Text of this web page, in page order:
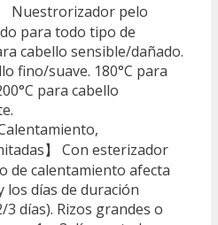
Nuestrorizador pelo
para todo tipo de
cabello sensible/dañado.
fino/suave. 180°C para
para cabello
】 Con esterizador
de calentamiento afecta
los días de duración
días). Rizos grandes o